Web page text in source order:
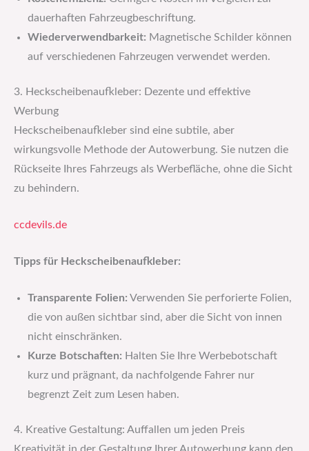
dauerhaften Fahrzeugbeschriftung.
Wiederverwendbarkeit: Magnetische Schilder können
auf verschiedenen Fahrzeugen verwendet werden.
3. Heckscheibenaufkleber: Dezente und effektive
Werbung
Heckscheibenaufkleber sind eine subtile, aber
wirkungsvolle Methode der Autowerbung. Sie nutzen die
Rückseite Ihres Fahrzeugs als Werbefläche, ohne die Sicht
zu behindern.
ccdevils.de
Tipps für Heckscheibenaufkleber:
Transparente Folien: Verwenden Sie perforierte Folien,
die von außen sichtbar sind, aber die Sicht von innen
nicht einschränken.
Kurze Botschaften: Halten Sie Ihre Werbebotschaft
kurz und prägnant, da nachfolgende Fahrer nur
begrenzt Zeit zum Lesen haben.
4. Kreative Gestaltung: Auffallen um jeden Preis